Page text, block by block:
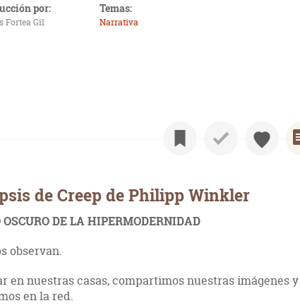
por:
Fortea Gil
Temas:
Narrativa
de Creep de Philipp Winkler
DE LA HIPERMODERNIDAD
observan.
en nuestras casas, compartimos nuestras imágenes y
en la red.